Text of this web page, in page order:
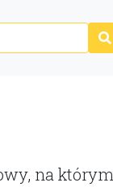
na którym